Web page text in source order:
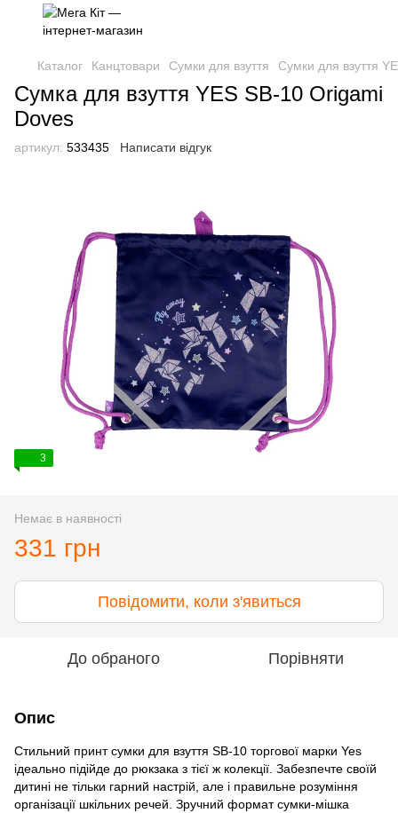
Каталог Канцтовари Сумки для взуття Сумки для взуття
Сумка для взуття YES SB-10 Origami
Doves
артикул: 533435 Написати відгук
3
Немає в наявності
331 грн
Повідомити, коли з'явиться
До обраного Порівняти
Опис
Стильний принт сумки для взуття SB-10 торгової марки Yes
ідеально підійде до рюкзака з тієї ж колекції. Забезпечте своїй
дитині не тільки гарний настрій, але і правильне розуміння
організації шкільних речей. Зручний формат сумки-мішка